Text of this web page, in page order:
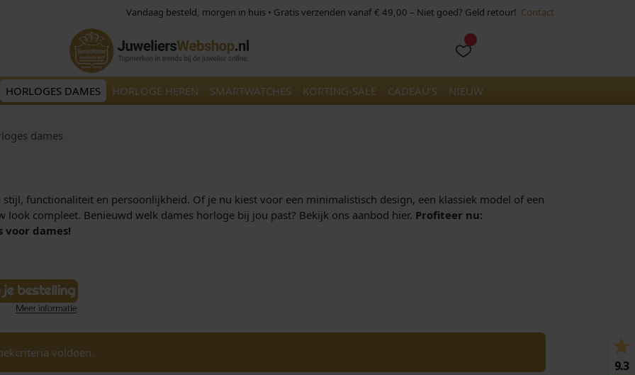
Vandaag besteld, morgen in huis • Gratis verzenden vanaf € 49,00 – Niet goed? Geld retour! Contact
HORLOGES DAMES HORLOGE HEREN SMARTWATCHES KORTING-SALE CADEAU’S NIEUW
dames
functionaliteit en persoonlijkheid. Of je nu kiest voor een minimalistisch design, een klassiek model of een
compleet. Benieuwd welk dames horloge bij jou past? Bekijk ons aanbod hier. Profiteer nu:
dames!
voldoen.
9.3